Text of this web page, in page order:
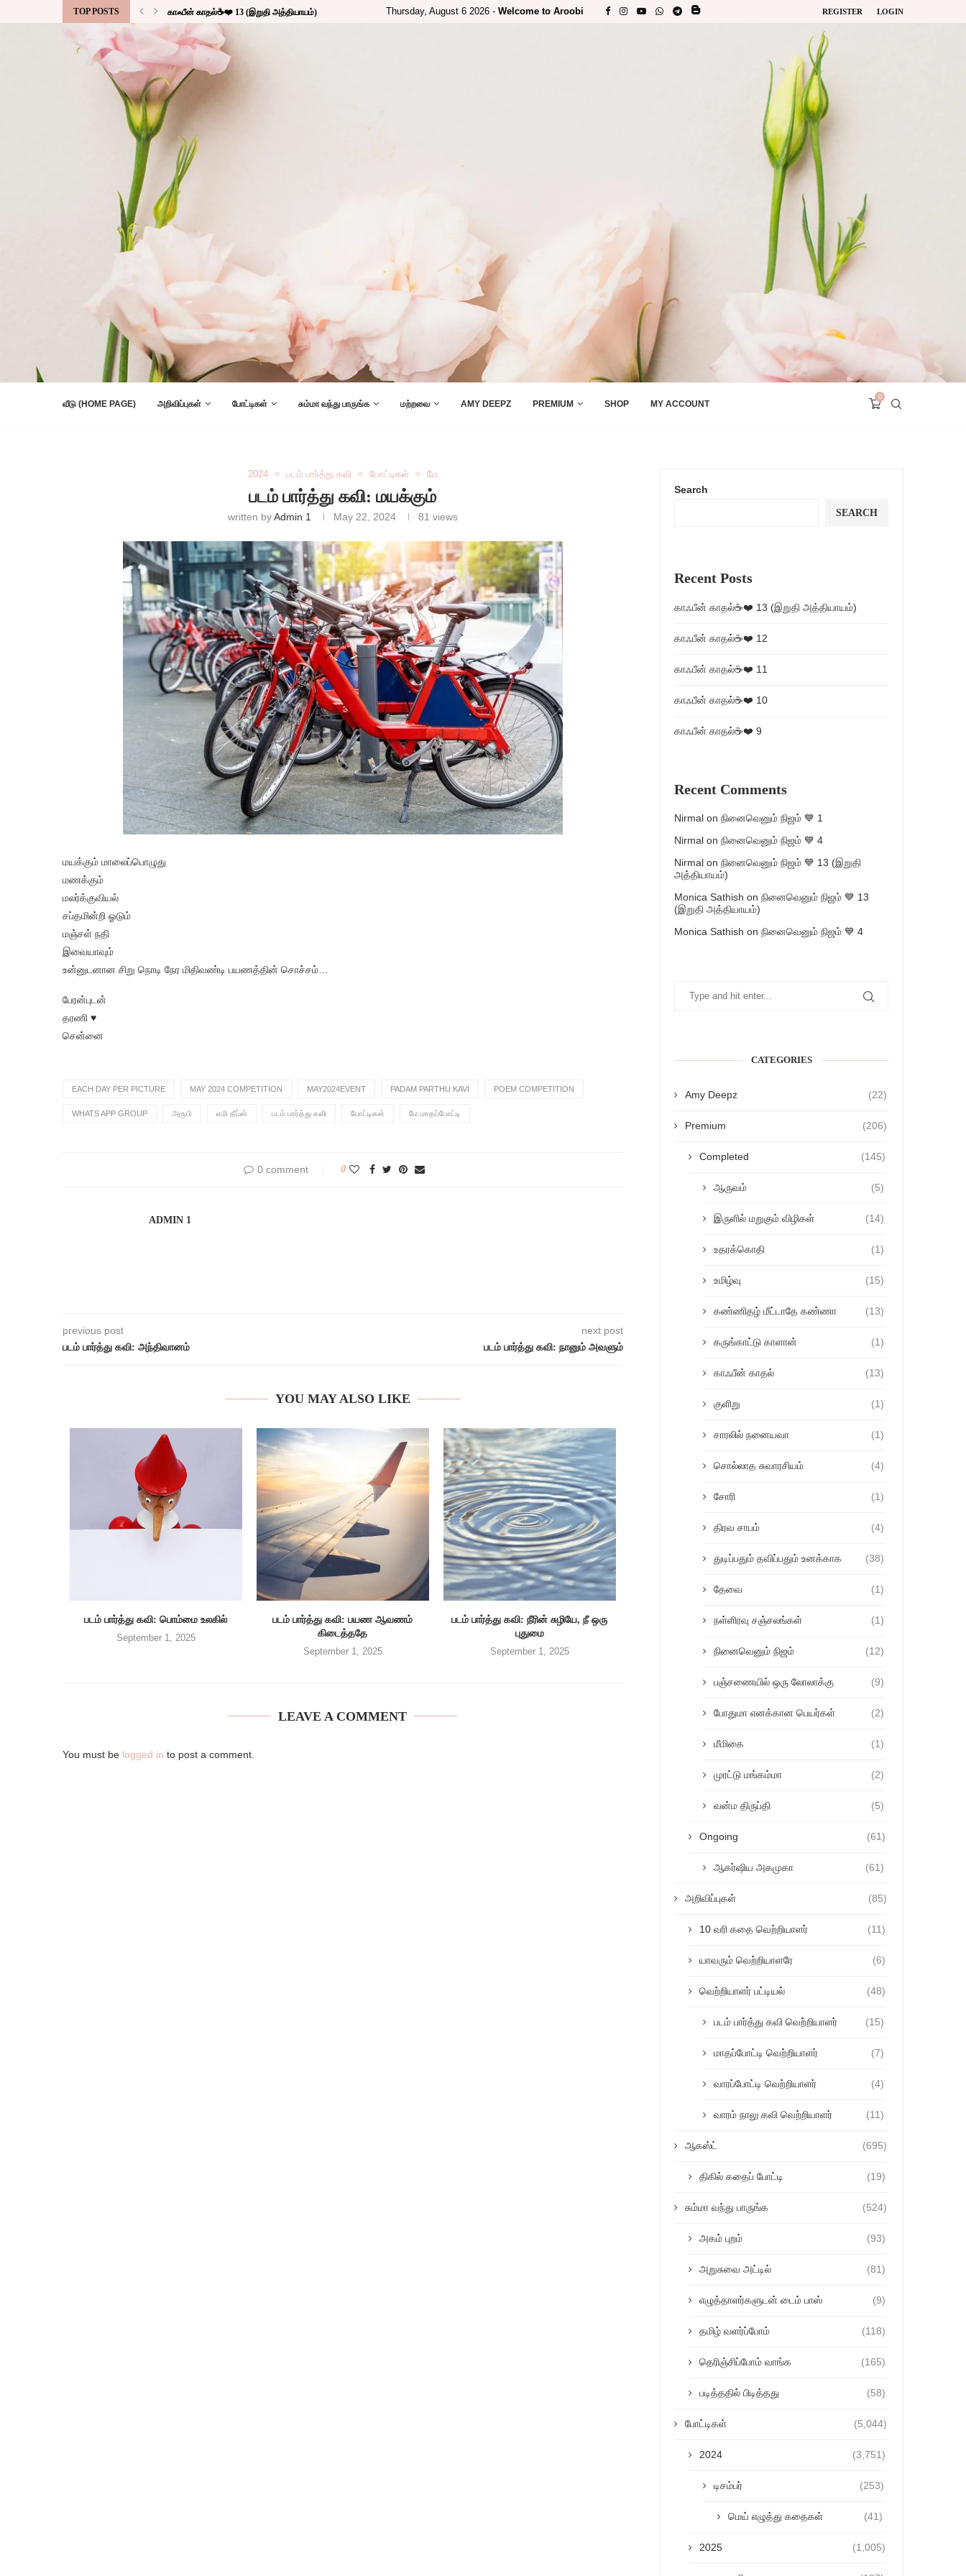
TOP POSTS காஃபீன் காதல்☕❤️ 13 (இறுதி அத்தியாயம்) Thursday, August 6 2026 - Welcome to Aroobi REGISTER LOGIN
வீடு (HOME PAGE) அறிவிப்புகள் போட்டிகள் சும்மா வந்து பாருங்க மற்றவை AMY DEEPZ PREMIUM SHOP MY ACCOUNT
0
2024 படம் பார்த்து கவி போட்டிகள் மே
படம் பார்த்து கவி: மயக்கும்
written byAdmin 1 May 22, 2024 81 views
மயக்கும் மாலைப்பொழுது
மணக்கும்
மலர்க்குவியல்
சப்தமின்றி ஓடும்
மஞ்சள் நதி
இவையாவும்
உன்னுடனான சிறு நொடி நேர மிதிவண்டி பயணத்தின் சொச்சம்…
பேரன்புடன்
தரணி ♥️
சென்னை
EACH DAY PER PICTURE MAY 2024 COMPETITION MAY2024EVENT PADAM PARTHU KAVI POEM COMPETITION
WHATS APP GROUP அரூபி எமி தீப்ஸ் படம் பார்த்து கவி போட்டிகள் மே மாதப்போட்டி
0 comment 0
ADMIN 1
previous post
படம் பார்த்து கவி: அந்திவானம்
next post
படம் பார்த்து கவி: நானும் அவளும்
YOU MAY ALSO LIKE
படம் பார்த்து கவி: பொம்மை உலகில்
September 1, 2025
படம் பார்த்து கவி: பயண ஆவணம்
கிடைத்ததே
September 1, 2025
படம் பார்த்து கவி: நீரின் சுழியே, நீ ஒரு
புதுமை
September 1, 2025
LEAVE A COMMENT
You must be logged in to post a comment.
Search
SEARCH
Recent Posts
காஃபீன் காதல்☕❤️ 13 (இறுதி அத்தியாயம்)
காஃபீன் காதல்☕❤️ 12
காஃபீன் காதல்☕❤️ 11
காஃபீன் காதல்☕❤️ 10
காஃபீன் காதல்☕❤️ 9
Recent Comments
Nirmal on நினைவெனும் நிஜம் 💙 1
Nirmal on நினைவெனும் நிஜம் 💙 4
Nirmal on நினைவெனும் நிஜம் 💙 13 (இறுதி
அத்தியாயம்)
Monica Sathish on நினைவெனும் நிஜம் 💙 13
(இறுதி அத்தியாயம்)
Monica Sathish on நினைவெனும் நிஜம் 💙 4
CATEGORIES
Amy Deepz (22)
Premium (206)
Completed (145)
ஆருவம் (5)
இருளில் மறுகும் விழிகள் (14)
உதரக்கொதி (1)
உமிழ்வு (15)
கண்ணிதழ் மீட்டாதே கண்ணா (13)
கருங்காட்டு காளான் (1)
காஃபீன் காதல் (13)
குளிறு (1)
சாரலில் நனையவா (1)
சொல்லாத சுவாரசியம் (4)
சோரி (1)
திரவ சாபம் (4)
துடிப்பதும் தவிப்பதும் உனக்காக (38)
தேவை (1)
நள்ளிரவு சஞ்சலங்கள் (1)
நினைவெனும் நிஜம் (12)
பஞ்சணையில் ஒரு லோலாக்கு (9)
போதுமா எனக்கான பெயர்கள் (2)
மீமிகை (1)
முரட்டு மங்கம்மா (2)
வன்ம திருப்தி (5)
Ongoing (61)
ஆகர்ஷிய அகமுகா (61)
அறிவிப்புகள் (85)
10 வரி கதை வெற்றியாளர் (11)
யாவரும் வெற்றியாளரே (6)
வெற்றியாளர் பட்டியல் (48)
படம் பார்த்து கவி வெற்றியாளர் (15)
மாதப்போட்டி வெற்றியாளர் (7)
வாரப்போட்டி வெற்றியாளர் (4)
வாரம் நாலு கவி வெற்றியாளர் (11)
ஆகஸ்ட் (695)
திகில் கதைப் போட்டி (19)
சும்மா வந்து பாருங்க (524)
அகம் புறம் (93)
அறுசுவை அட்டில் (81)
எழுத்தாளர்களுடன் டைம் பாஸ் (9)
தமிழ் வளர்ப்போம் (118)
தெரிஞ்சிப்போம் வாங்க (165)
படித்ததில் பிடித்தது (58)
போட்டிகள் (5,044)
2024 (3,751)
டிசம்பர் (253)
மெய் எழுத்து கதைகள் (41)
2025 (1,005)